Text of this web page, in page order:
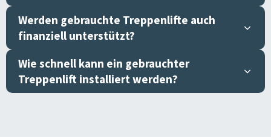
Werden gebrauchte Treppenlifte auch
finanziell unterstützt?
Wie schnell kann ein gebrauchter
Treppenlift installiert werden?